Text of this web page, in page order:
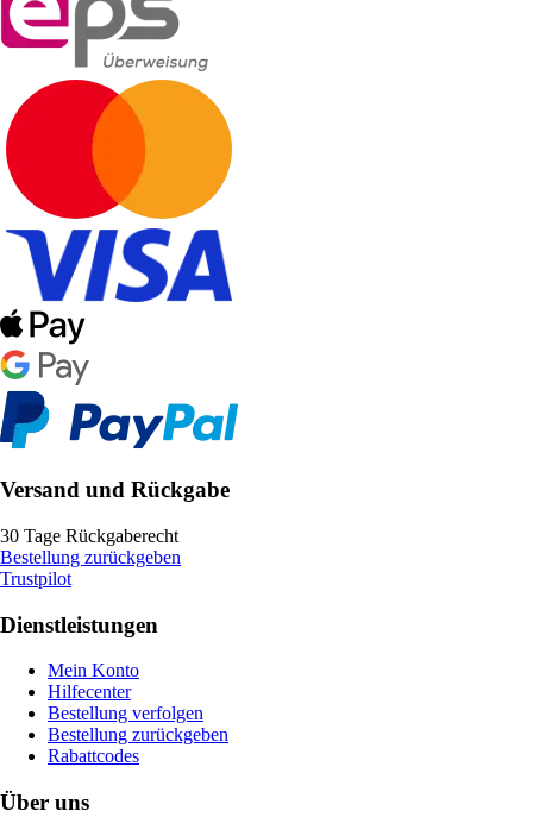
Versand und Rückgabe
30 Tage Rückgaberecht
Bestellung zurückgeben
Trustpilot
Dienstleistungen
Mein Konto
Hilfecenter
Bestellung verfolgen
Bestellung zurückgeben
Rabattcodes
Über uns